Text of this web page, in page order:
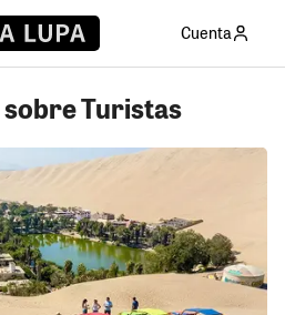
Cuenta
Turistas